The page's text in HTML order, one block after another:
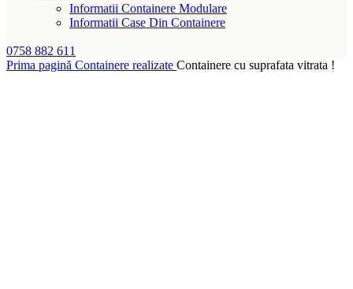
Informatii Containere Modulare
Informatii Case Din Containere
0758 882 611
Prima pagină Containere realizate Containere cu suprafata vitrata !